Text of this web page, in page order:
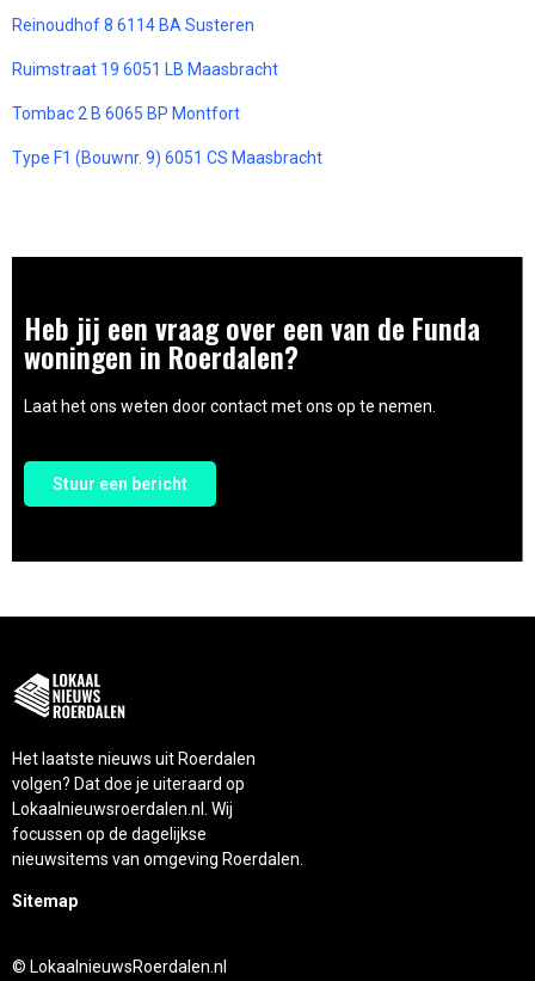
Reinoudhof 8 6114 BA Susteren
Ruimstraat 19 6051 LB Maasbracht
Tombac 2 B 6065 BP Montfort
Type F1 (Bouwnr. 9) 6051 CS Maasbracht
Heb jij een vraag over een van de Funda
woningen in Roerdalen?
Laat het ons weten door contact met ons op te nemen.
Stuur een bericht
Het laatste nieuws uit Roerdalen
volgen? Dat doe je uiteraard op
Lokaalnieuwsroerdalen.nl. Wij
focussen op de dagelijkse
nieuwsitems van omgeving Roerdalen.
Sitemap
© LokaalnieuwsRoerdalen.nl